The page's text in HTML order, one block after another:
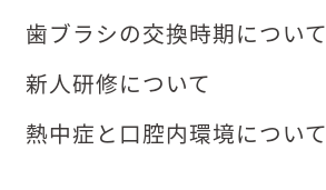
歯ブラシの交換時期について
新人研修について
熱中症と口腔内環境について